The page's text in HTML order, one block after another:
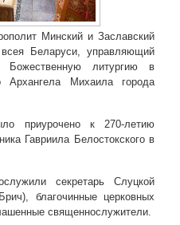
Минский и Заславский
Беларуси, управляющий
Божественную литургию в
Архангела Михаила города
приурочено к 270-летию
Гавриила Белостокского в
секретарь Слуцкой
благочинные церковных
священнослужители.